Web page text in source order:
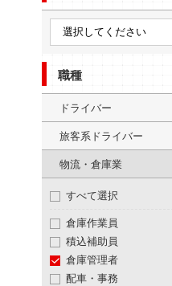
職種
ドライバー
旅客系ドライバー
物流・倉庫業
すべて選択
倉庫作業員
積込補助員
倉庫管理者
配車・事務